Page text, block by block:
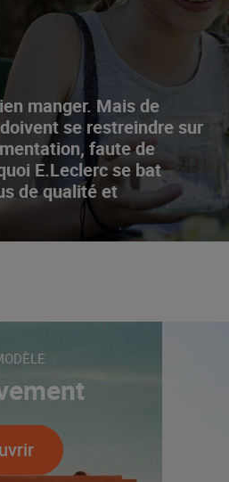
manger. Mais de
se restreindre sur
faute de
E.Leclerc se bat
de qualité et